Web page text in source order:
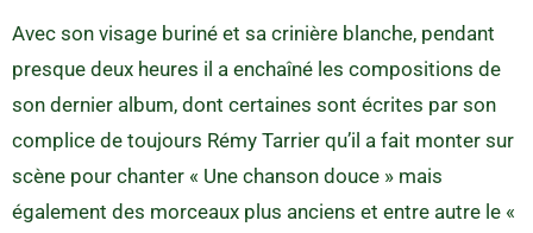
Avec son visage buriné et sa crinière blanche, pendant
presque deux heures il a enchaîné les compositions de
son dernier album, dont certaines sont écrites par son
complice de toujours Rémy Tarrier qu’il a fait monter sur
scène pour chanter « Une chanson douce » mais
également des morceaux plus anciens et entre autre le «